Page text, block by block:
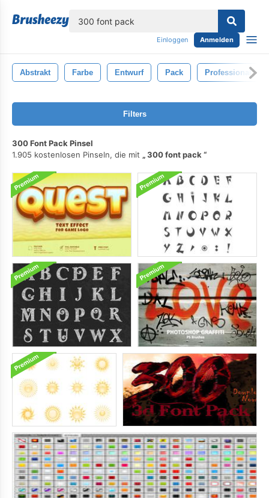
Einloggen Anmelden
Abstrakt Farbe Entwurf Pack Professional
Filters
300 Font Pack Pinsel
1.905 kostenlosen Pinseln, die mit
300 font pack